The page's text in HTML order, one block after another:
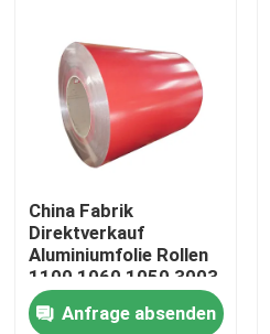
Produkte
Videos
Werksbesichtigung
Qualitätskontrolle
China Fabrik
Direktverkauf
Aluminiumfolie Rollen
1100 1060 1050 3003
Aluminiumfolien
SpiraleAnfrage absenden